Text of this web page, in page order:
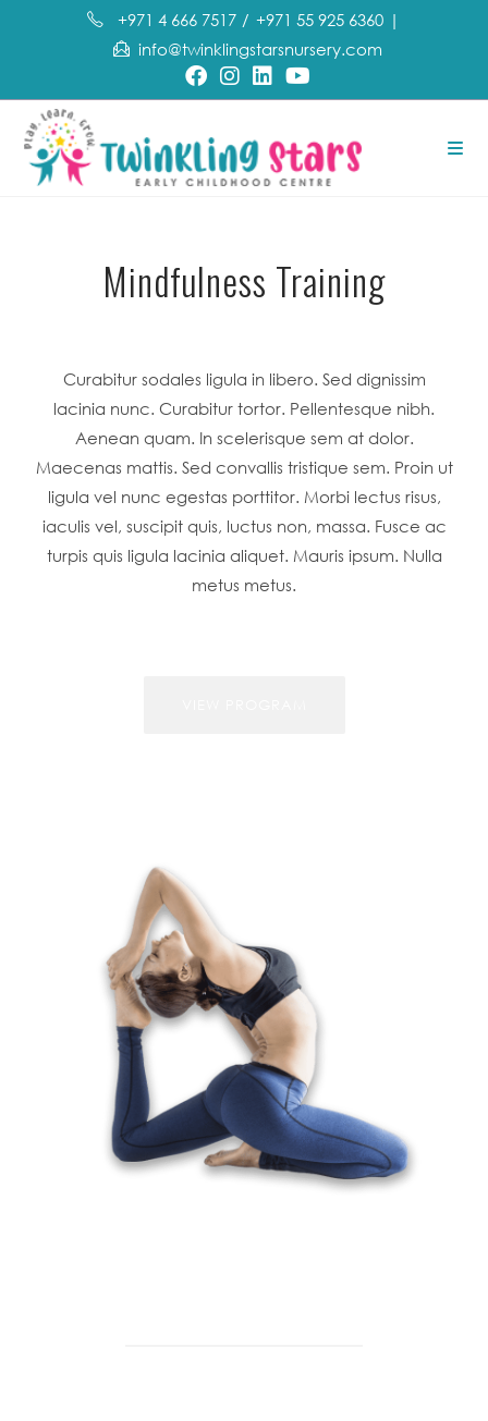
+971 4 666 7517 / +971 55 925 6360 |
info@twinklingstarsnursery.com
Mindfulness Training
Curabitur sodales ligula in libero. Sed dignissim
lacinia nunc. Curabitur tortor. Pellentesque nibh.
Aenean quam. In scelerisque sem at dolor.
Maecenas mattis. Sed convallis tristique sem. Proin ut
ligula vel nunc egestas porttitor. Morbi lectus risus,
iaculis vel, suscipit quis, luctus non, massa. Fusce ac
turpis quis ligula lacinia aliquet. Mauris ipsum. Nulla
metus metus.